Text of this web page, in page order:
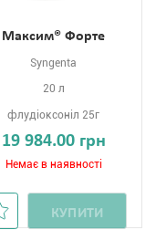
Максим® Форте
Syngenta
20 л
флудіоксоніл 25г
19 984.00 грн
Немає в наявності
КУПИТИ